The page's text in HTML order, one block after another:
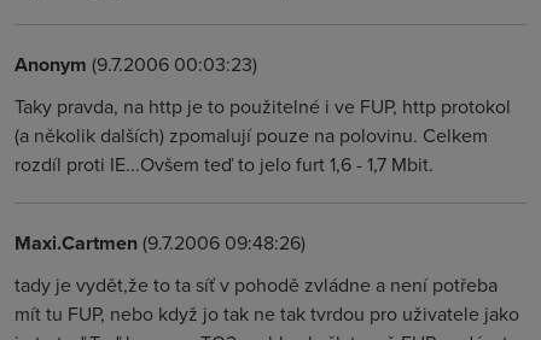
Anonym (9.7.2006 00:03:23)
Taky pravda, na http je to použitelné i ve FUP, http protokol
(a několik dalších) zpomalují pouze na polovinu. Celkem
rozdíl proti IE...Ovšem teď to jelo furt 1,6 - 1,7 Mbit.
Maxi.Cartmen(9.7.2006 09:48:26)
tady je vydět,že to ta síť v pohodě zvládne a není potřeba
mít tu FUP, nebo když jo tak ne tak tvrdou pro uživatele jako